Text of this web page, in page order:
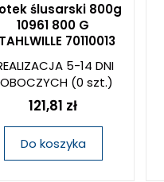
ślusarski 800g
10961 800 G
70110013
5-14 DNI
(0 szt.)
121,81 zł
Do koszyka